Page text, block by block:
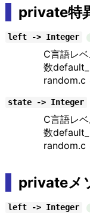
private特
left -> Integer
C言語レ
数
random.c
state -> Integer
C言語レ
数
random.c
privateメ
left -> Integer